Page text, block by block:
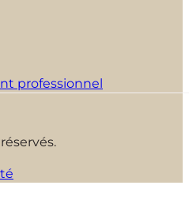
professionnel